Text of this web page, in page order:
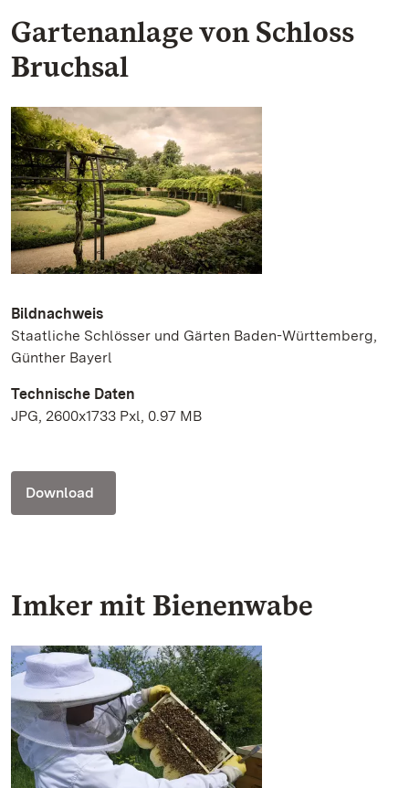
Gartenanlage von Schloss
Bruchsal
Bildnachweis
Staatliche Schlösser und Gärten Baden-Württemberg,
Günther Bayerl
Technische Daten
JPG, 2600x1733 Pxl, 0.97 MB
Download
Imker mit Bienenwabe